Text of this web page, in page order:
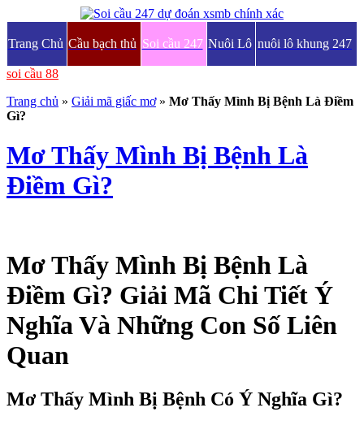
Trang Chủ Cầu bạch thủ Soi cầu 247 Nuôi Lô nuôi lô khung 247
soi cầu 88
Trang chủ » Giải mã giấc mơ» Mơ Thấy Mình Bị Bệnh Là Điềm
Gì?
Mơ Thấy Mình Bị Bệnh Là
Điềm Gì?
Mơ Thấy Mình Bị Bệnh Là
Điềm Gì? Giải Mã Chi Tiết Ý
Nghĩa Và Những Con Số Liên
Quan
Mơ Thấy Mình Bị Bệnh Có Ý Nghĩa Gì?